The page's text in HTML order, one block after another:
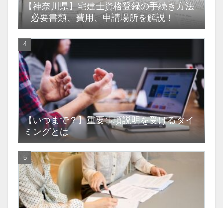
【神奈川県】宅建士資格登録の手続き方法
ｰ 必要書類、費用、申請場所を解説！
【いつまで？】重要事項説明を受けるタイ
ミングとは